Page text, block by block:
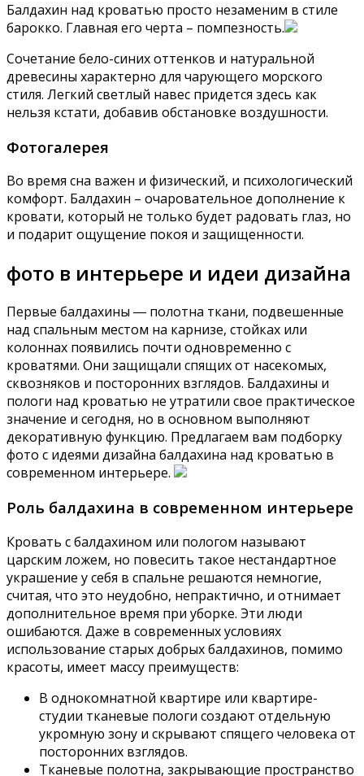
Балдахин над кроватью просто незаменим в стиле
барокко. Главная его черта – помпезность.
Сочетание бело-синих оттенков и натуральной
древесины характерно для чарующего морского
стиля. Легкий светлый навес придется здесь как
нельзя кстати, добавив обстановке воздушности.
Фотогалерея
Во время сна важен и физический, и психологический
комфорт. Балдахин – очаровательное дополнение к
кровати, который не только будет радовать глаз, но
и подарит ощущение покоя и защищенности.
фото в интерьере и идеи дизайна
Первые балдахины ― полотна ткани, подвешенные
над спальным местом на карнизе, стойках или
колоннах появились почти одновременно с
кроватями. Они защищали спящих от насекомых,
сквозняков и посторонних взглядов. Балдахины и
пологи над кроватью не утратили свое практическое
значение и сегодня, но в основном выполняют
декоративную функцию. Предлагаем вам подборку
фото с идеями дизайна балдахина над кроватью в
современном интерьере.
Роль балдахина в современном интерьере
Кровать с балдахином или пологом называют
царским ложем, но повесить такое нестандартное
украшение у себя в спальне решаются немногие,
считая, что это неудобно, непрактично, и отнимает
дополнительное время при уборке. Эти люди
ошибаются. Даже в современных условиях
использование старых добрых балдахинов, помимо
красоты, имеет массу преимуществ:
В однокомнатной квартире или квартире-
студии тканевые пологи создают отдельную
укромную зону и скрывают спящего человека от
посторонних взглядов.
Тканевые полотна, закрывающие пространство